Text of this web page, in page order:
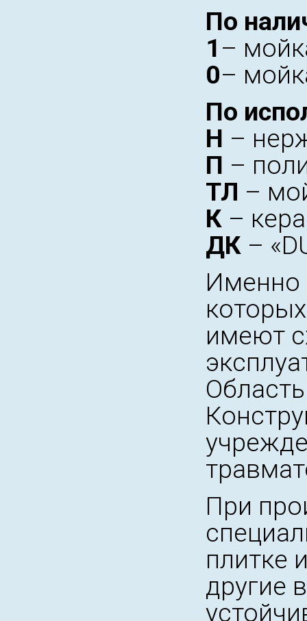
По
1 –
0–
По
Н –
П –
ТЛ –
К –
ДК –
Именно
имеют
При
плитке
другие